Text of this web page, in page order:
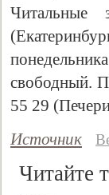
Читальные
свободный.
55 29
Источник
Читайте